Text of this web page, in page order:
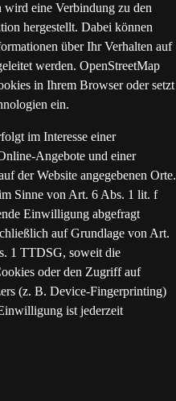
eine Verbindung zu den
hergestellt. Dabei können
über Ihr Verhalten auf
werden. OpenStreetMap
in Ihrem Browser oder setzt
ein.
im Interesse einer
Angebote und einer
der Website angegebenen Orte.
Sinne von Art. 6 Abs. 1 lit. f
Einwilligung abgefragt
auf Grundlage von Art.
1 TTDSG, soweit die
oder den Zugriff auf
(z. B. Device-Fingerprinting)
ist jederzeit